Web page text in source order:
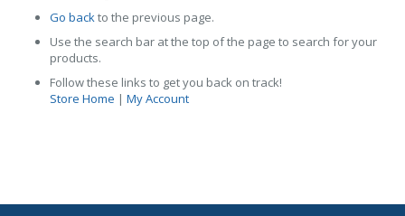
Go back to the previous page.
Use the search bar at the top of the page to search for your
products.
Follow these links to get you back on track!
Store Home | My Account